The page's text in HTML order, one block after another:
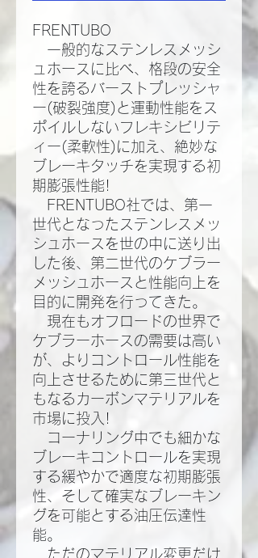
FRENTUBO
一般的なステンレスメッシ
ュホースに比べ、格段の安全
性を誇るバーストプレッシャ
ー(破裂強度)と運動性能をス
ポイルしないフレキシビリテ
ィー(柔軟性)に加え、絶妙な
ブレーキタッチを実現する初
期膨張性能!​
FRENTUBO社では、第一
世代となったステンレスメッ
シュホースを世の中に送り出
した後、第二世代のケブラー
メッシュホースと性能向上を
目的に開発を行ってきた。​
現在もオフロードの世界で
ケブラーホースの需要は高い
が、よりコントロール性能を
向上させるために第三世代と
もなるカーボンマテリアルを
市場に投入!​
コーナリング中でも細かな
ブレーキコントロールを実現
する緩やかで適度な初期膨張
性、そして確実なブレーキン
グを可能とする油圧伝達性
能。​
ただのマテリアル変更だけ